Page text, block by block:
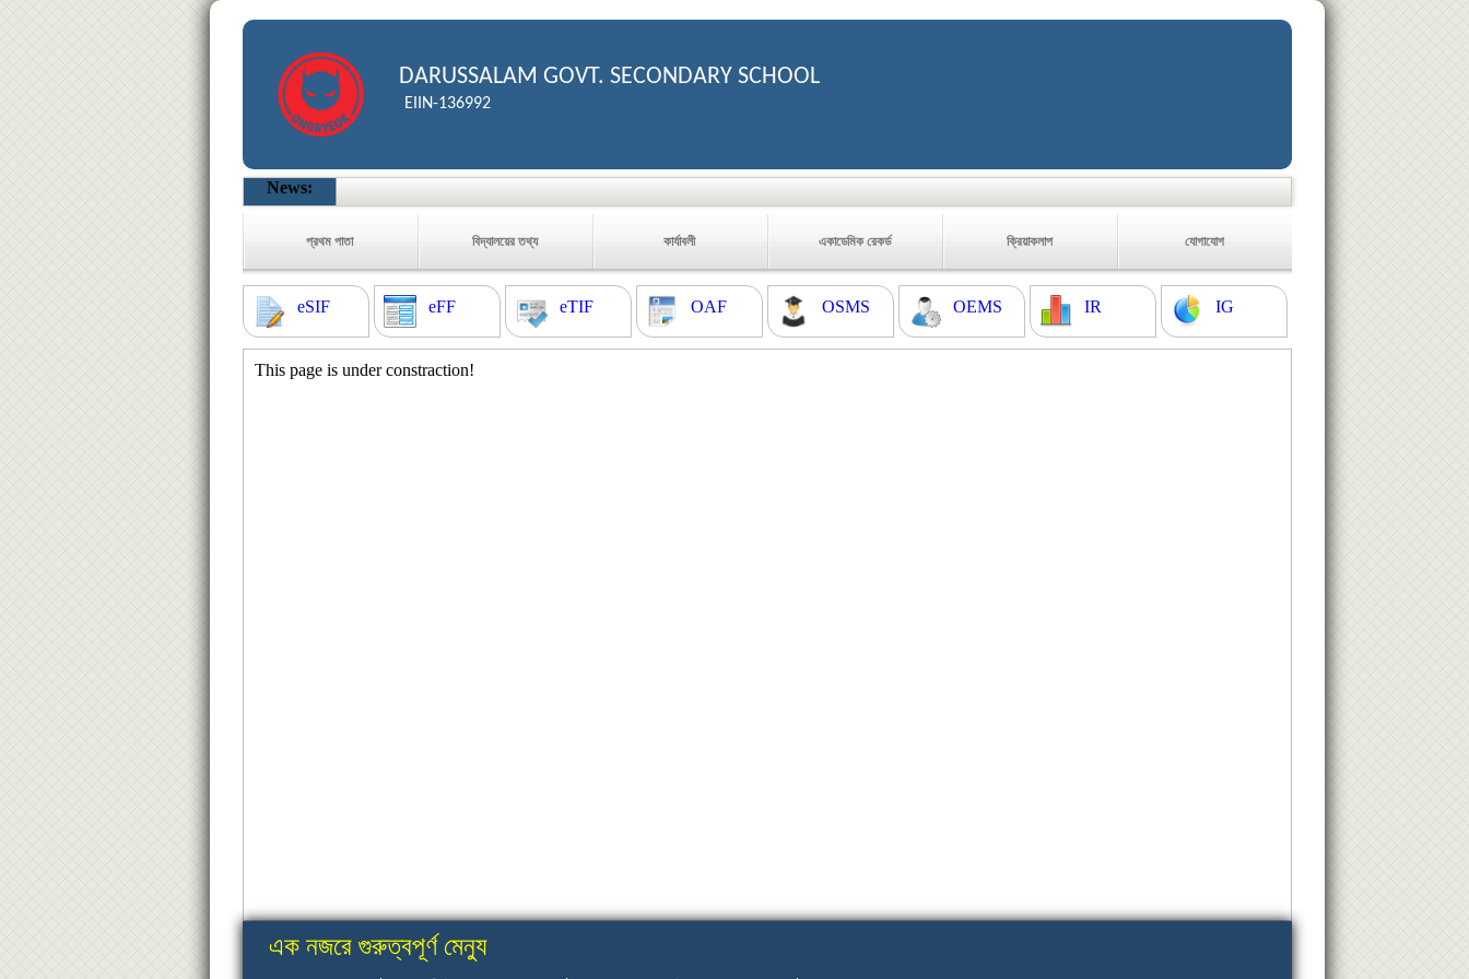
DARUSSALAM GOVT. SECONDARY SCHOOL
EIIN-136992
News:
প্রথম পাতা বিদ্যালয়ের তথ্য কার্যাবলী একাডেমিক রেকর্ড ক্রিয়াকলাপ যোগাযোগ
eSIF eFF eTIF OAF OSMS OEMS IR IG
This page is under constraction!
এক নজরে গুরুত্বপূর্ণ মেন্যু